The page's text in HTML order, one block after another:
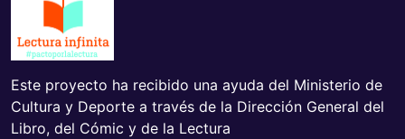
Este proyecto ha recibido una ayuda del Ministerio de
Cultura y Deporte a través de la Dirección General del
Libro, del Cómic y de la Lectura